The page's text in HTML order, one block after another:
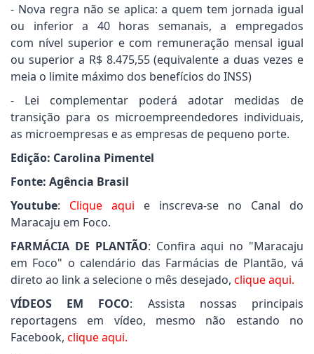
- Nova regra não se aplica: a quem tem jornada igual
ou inferior a 40 horas semanais, a empregados
com nível superior e com remuneração mensal igual
ou superior a R$ 8.475,55 (equivalente a duas vezes e
meia o limite máximo dos benefícios do INSS)
- Lei complementar poderá adotar medidas de
transição para os microempreendedores individuais,
as microempresas e as empresas de pequeno porte.
Edição: Carolina Pimentel
Fonte: Agência Brasil
Youtube: Clique aqui e inscreva-se no Canal do
Maracaju em Foco.
FARMÁCIA DE PLANTÃO: Confira aqui no "Maracaju
em Foco" o calendário das Farmácias de Plantão, vá
direto ao link a selecione o mês desejado, clique aqui.
VÍDEOS EM FOCO: Assista nossas principais
reportagens em vídeo, mesmo não estando no
Facebook, clique aqui.